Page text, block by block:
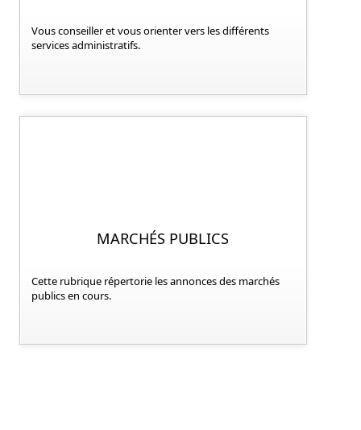
Vous conseiller et vous orienter vers les différents
services administratifs.
MARCHÉS PUBLICS
Cette rubrique répertorie les annonces des marchés
publics en cours.